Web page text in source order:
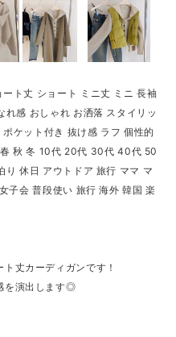
ト丈 ショート ミニ丈 ミニ 長袖
れ感 おしゃれ お洒落 スタイリッ
ケット付き 抜け感 ラフ 個性的
秋 冬 10代 20代 30代 40代 50
り 休日 アウトドア 旅行 ママ マ
子会 普段使い 旅行 海外 韓国 楽
丈カーディガンです！
を演出します◎